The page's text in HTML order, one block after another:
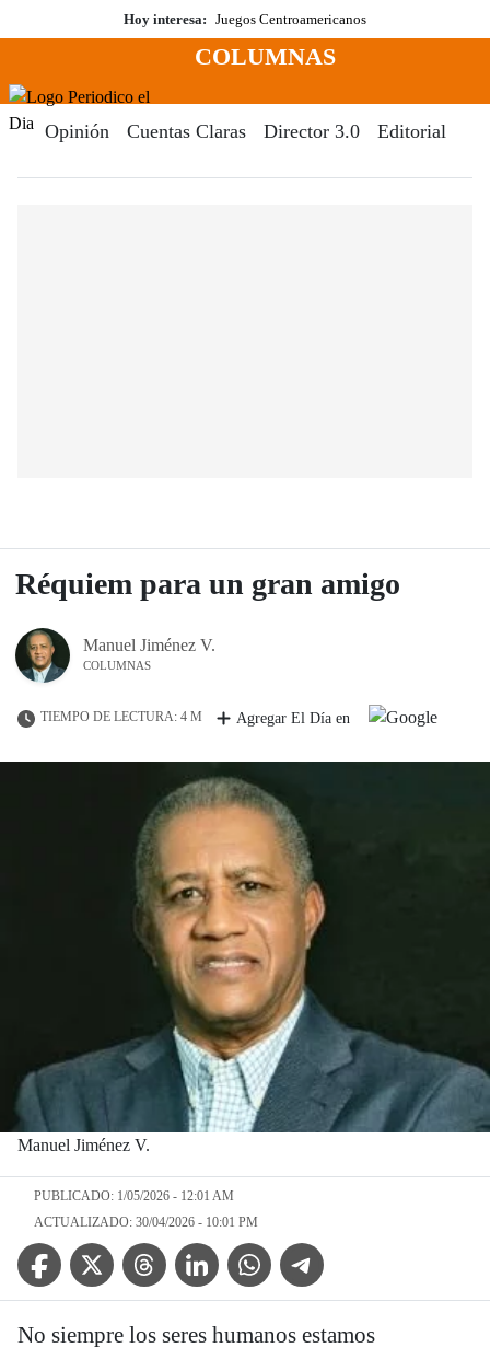
al
Hoy interesa: Juegos Centroamericanos
Menú
COLUMNAS
Opinión Cuentas Claras Director 3.0 Editorial
Réquiem para un gran amigo
Manuel Jiménez V.
COLUMNAS
TIEMPO DE LECTURA: 4 M Agregar El Día en
Manuel Jiménez V.
PUBLICADO: 1/05/2026 - 12:01 AM
ACTUALIZADO: 30/04/2026 - 10:01 PM
Facebook IconTwitter IconThreads IconLinkedin IconWhatsApp IconTelegram Icon
No siempre los seres humanos estamos